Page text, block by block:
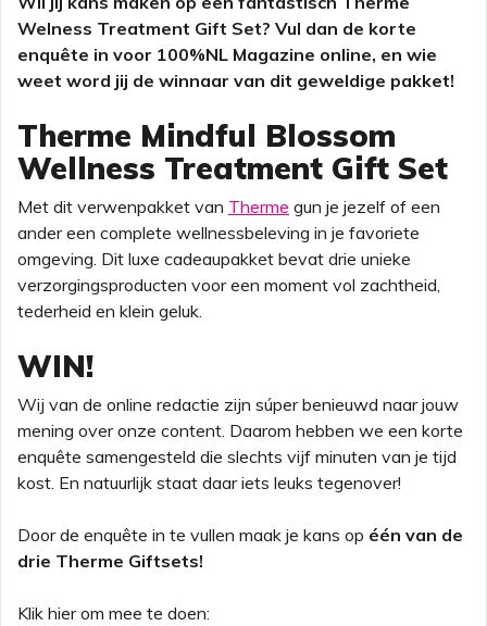
Welness Treatment Gift Set? Vul dan de korte
enquête in voor 100%NL Magazine online, en wie
weet word jij de winnaar van dit geweldige pakket!
Therme Mindful Blossom
Wellness Treatment Gift Set
Met dit verwenpakket van Therme gun je jezelf of een
ander een complete wellnessbeleving in je favoriete
omgeving. Dit luxe cadeaupakket bevat drie unieke
verzorgingsproducten voor een moment vol zachtheid,
tederheid en klein geluk.
WIN!
Wij van de online redactie zijn súper benieuwd naar jouw
mening over onze content. Daarom hebben we een korte
enquête samengesteld die slechts vijf minuten van je tijd
kost. En natuurlijk staat daar iets leuks tegenover!
Door de enquête in te vullen maak je kans op één van de
drie Therme Giftsets!
Klik hier om mee te doen: